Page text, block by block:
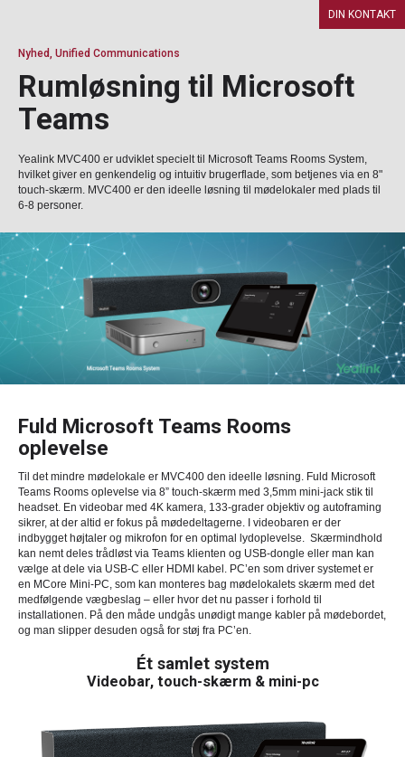
Nyhed, Unified Communications
Rumløsning til Microsoft
Teams
Yealink MVC400 er udviklet specielt til Microsoft Teams Rooms System,
hvilket giver en genkendelig og intuitiv brugerflade, som betjenes via en 8"
touch-skærm. MVC400 er den ideelle løsning til mødelokaler med plads til
6-8 personer.
DIN KONTAKT
Fuld Microsoft Teams Rooms
oplevelse
Til det mindre mødelokale er MVC400 den ideelle løsning. Fuld Microsoft
Teams Rooms oplevelse via 8” touch-skærm med 3,5mm mini-jack stik til
headset. En videobar med 4K kamera, 133-grader objektiv og autoframing
sikrer, at der altid er fokus på mødedeltagerne. I videobaren er der
indbygget højtaler og mikrofon for en optimal lydoplevelse. Skærmindhold
kan nemt deles trådløst via Teams klienten og USB-dongle eller man kan
vælge at dele via USB-C eller HDMI kabel. PC’en som driver systemet er
en MCore Mini-PC, som kan monteres bag mødelokalets skærm med det
medfølgende vægbeslag – eller hvor det nu passer i forhold til
installationen. På den måde undgås unødigt mange kabler på mødebordet,
og man slipper desuden også for støj fra PC’en.
Ét samlet system
Videobar, touch-skærm & mini-pc